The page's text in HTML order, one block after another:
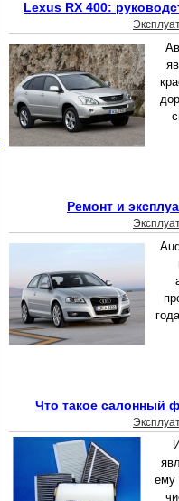
Lexus RX 400:
Ремонт и
Что такое салонный
ему